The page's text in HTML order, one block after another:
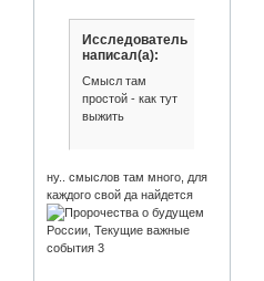
Исследователь
написал(а):
Смысл там
простой - как тут
выжить
ну.. смыслов там много, для
каждого свой да найдется